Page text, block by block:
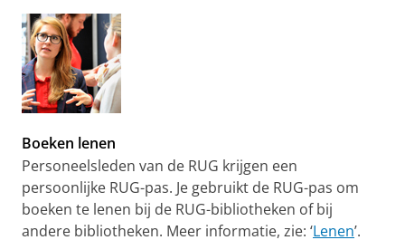
Boeken lenen
Personeelsleden van de RUG krijgen een
persoonlijke RUG-pas. Je gebruikt de RUG-pas om
boeken te lenen bij de RUG-bibliotheken of bij
andere bibliotheken. Meer informatie, zie: ‘Lenen’.